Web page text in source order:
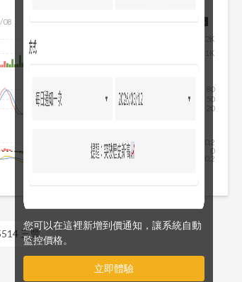
您可以在這裡新增到價通知，讓系統自動
監控價格。
立即體驗
08 2026/08/05
1K
2K
20
50
80
-0.2
0
0.2
三豐